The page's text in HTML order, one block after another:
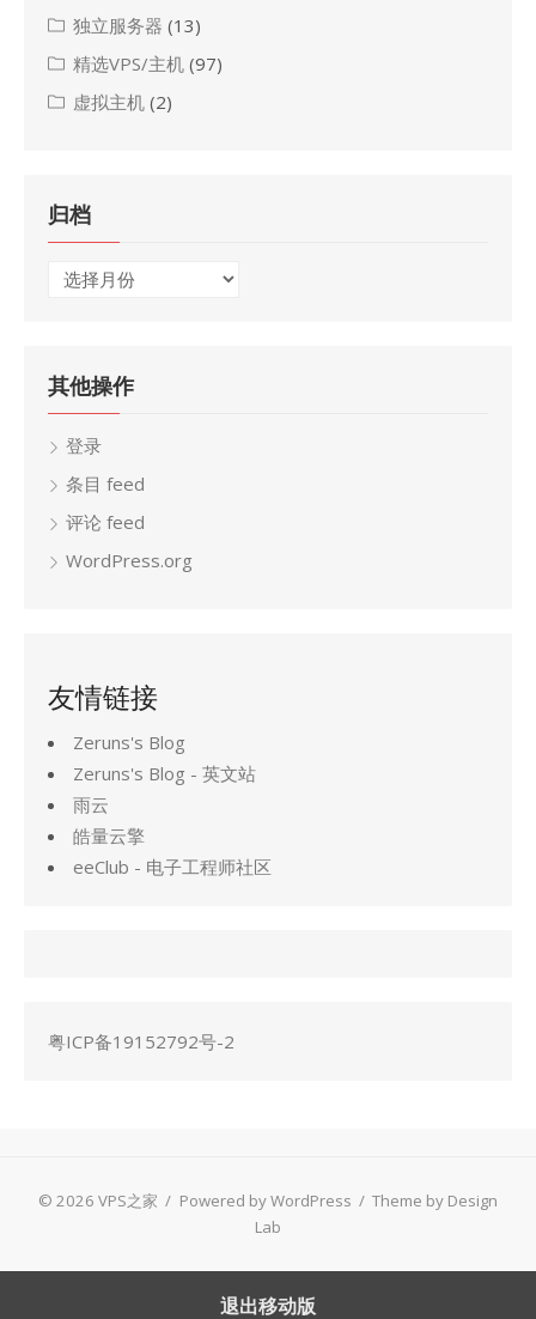
独立服务器 (13)
精选VPS/主机 (97)
虚拟主机 (2)
归档
归
其他操作
登录
条目 feed
评论 feed
WordPress.org
友情链接
Zeruns's Blog
Zeruns's Blog - 英文站
雨云
皓量云擎
eeClub - 电子工程师社区
粤ICP备19152792号-2
© 2026 VPS之家 / Powered by WordPress / Theme by Design
Lab
退出移动版